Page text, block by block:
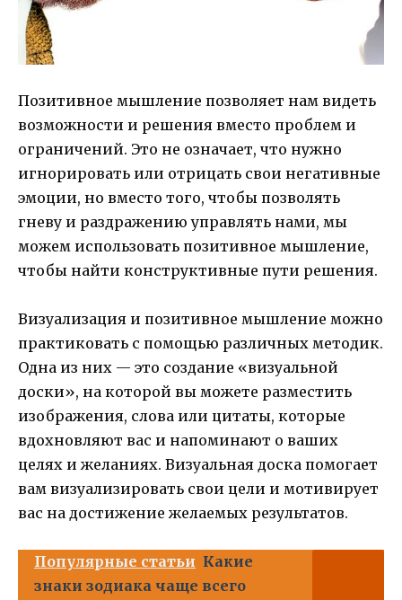
Позитивное мышление позволяет нам видеть
возможности и решения вместо проблем и
ограничений. Это не означает, что нужно
игнорировать или отрицать свои негативные
эмоции, но вместо того, чтобы позволять
гневу и раздражению управлять нами, мы
можем использовать позитивное мышление,
чтобы найти конструктивные пути решения.
Визуализация и позитивное мышление можно
практиковать с помощью различных методик.
Одна из них — это создание «визуальной
доски», на которой вы можете разместить
изображения, слова или цитаты, которые
вдохновляют вас и напоминают о ваших
целях и желаниях. Визуальная доска помогает
вам визуализировать свои цели и мотивирует
вас на достижение желаемых результатов.
Популярные статьи Какие
знаки зодиака чаще всего